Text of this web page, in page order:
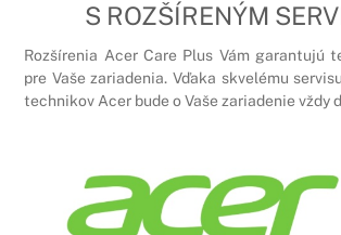
S ROZŠÍRENÝM
Rozšírenia Acer Care Plus Vám garantujú
pre Vaše zariadenia. Vďaka skvelému
technikov Acer bude o Vaše zariadenie vždy